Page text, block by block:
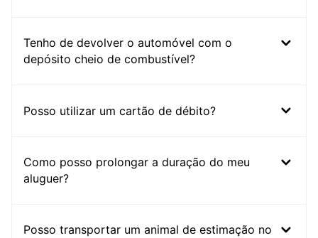
Tenho de devolver o automóvel com o
depósito cheio de combustível?
Posso utilizar um cartão de débito?
Como posso prolongar a duração do meu
aluguer?
Posso transportar um animal de estimação no